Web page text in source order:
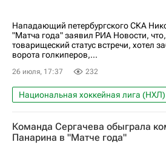
Нападающий петербургского СКА
"Матча года" заявил РИА Новости,
товарищеский статус встречи, хотел
ворота голкиперов,...
26 июля, 17:37 232
Национальная хоккейная лига (НХЛ)
Спорт
Николай Голдобин
Команда Сергачева обыграла
Панарина в "Матче года"